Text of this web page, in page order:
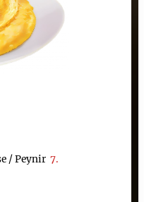
/ Peynir 7.